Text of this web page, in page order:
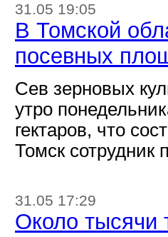
31.05 19:05
В Томской
посевных
Сев зерновых
утро
гектаров, что
Томск
31.05 17:29
Около тысячи